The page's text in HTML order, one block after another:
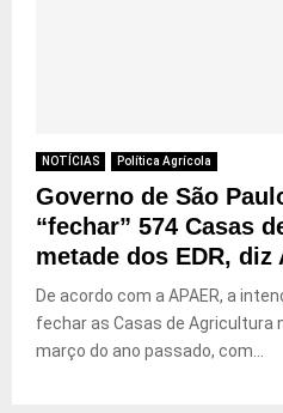
NOTÍCIAS Política Agrícola
Governo de São
“fechar” 574 Casas
metade dos EDR, diz
De acordo com a APAER, a
fechar as Casas de Agricultura
março do ano passado, com...